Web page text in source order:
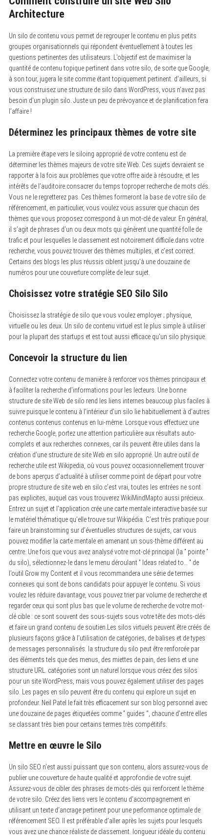
Architecture
Un silo de contenu vous permet de regrouper le contenu en plus petits
groupes organisationnels qui répondent éventuellement à toutes les
questions pertinentes des utilisateurs. L’objectif est de maximiser la
quantité de contenu topique pertinent dans votre silo, de sorte que Google,
à son tour, jugera le site comme étant topiquement pertinent. d’ailleurs, si
vous construisez une structure de silo dans WordPress, vous n’avez pas
besoin d’un plugin silo. Juste un peu de prévoyance et de planification fera
l’affaire !
Déterminez les principaux thèmes de votre site
La première étape vers le siloing approprié de votre contenu est de
déterminer les thèmes majeurs de votre site Web. Ces sujets devraient se
rapporter à la fois aux problèmes que votre offre aide à résoudre, et les
intérêts de l’auditoire.consacrer du temps toproper recherche de mots clés.
Vous ne le regretterez pas. Ces thèmes formeront la base de votre silo de
référencement, en particulier, vous voulez vous assurer que chacun des
thèmes que vous proposez correspond à un mot-clé de valeur. En général,
il s’agit de phrases d’un ou deux mots qui génèrent une quantité folle de
trafic et pour lesquelles le classement est notoirement difficile.dans votre
recherche, vous pouvez trouver des thèmes multiples, et c’est correct.
Certains des blogs les plus réussis ciblent jusqu’à une douzaine de
numéros pour une couverture complète de leur sujet.
Choisissez votre stratégie SEO Silo Silo
Choisissez la stratégie de silo que vous voulez employer ; physique,
virtuelle ou les deux. Un silo de contenu virtuel est le plus simple à utiliser
pour la plupart des startups et est tout aussi efficace qu’un silo physique.
Concevoir la structure du lien
Connectez votre contenu de manière à renforcer vos thèmes principaux et
à faciliter la recherche d’informations pour les lecteurs. Une bonne
structure de site Web de silo rend les liens internes beaucoup plus faciles à
suivre puisque le contenu à l’intérieur d’un silo lie habituellement à d’autres
contenus contenus contenus en lui-même. Lorsque vous effectuez une
recherche Google, portez une attention particulière aux résultats auto-
complets et aux recherches connexes, car ils peuvent être utiles dans la
création d’une structure de site Web en silo approprié. Un autre outil de
recherche utile est Wikipedia, où vous pouvez occasionnellement trouver
de bons aperçus d’actualité à utiliser comme point de départ pour votre
propre structure de site web en silo.c’est vrai, toutes les entrées ne sont
pas explicites, auquel cas vous trouverez WikiMindMapto aussi précieux.
Entrez un sujet et l’application crée une carte mentale interactive basée sur
le matériel thématique qu’elle trouve sur Wikipédia. C’est très pratique pour
faire un brainstorming sur d’éventuelles structures de sujets, car vous
pouvez modifier la carte mentale en amenant un sous-thème différent au
centre. Une fois que vous avez analysé votre mot-clé principal (la ” pointe ”
du silo), sélectionnez-le dans le menu déroulant ” Ideas related to… ” de
l’outil Grow my Content et il vous recommandera une série de termes
connexes qui sont de bons candidats pour appuyer le contenu. Si vous
voulez les réduire davantage, vous pouvez trier par volume de recherche et
regarder ceux qui sont plus bas que le volume de recherche de votre mot-
clé cible : ce sont souvent des sous-sujets sous votre tête des mots-clés
et faire un grand contenu de soutien.Les silos virtuels peuvent être créés de
plusieurs façons grâce à l’utilisation de catégories, de balises et de types
de messages personnalisés. la structure du silo peut être renforcée par
des éléments tels que des menus, des miettes de pain, des liens et une
structure URL. catégories sont un naturel lorsque vous créez des silos
pour un site WordPress, mais vous pouvez également utiliser des pages
silo. Les pages en silo peuvent être du contenu qui explore un sujet en
profondeur. Neil Patel le fait très efficacement sur son blog personnel avec
une douzaine de pages étiquetées comme ” guides “, chacune d’entre elles
se classant très bien pour certains termes très compétitifs.
Mettre en œuvre le Silo
Un silo SEO n’est aussi puissant que son contenu, alors assurez-vous de
publier une couverture de haute qualité et approfondie de votre sujet.
Assurez-vous de cibler des phrases de mots-clés qui renforcent le thème
de votre silo. Créez des liens vers le contenu d’accompagnement en
utilisant un texte d’ancrage pertinent pour une performance optimale de
référencement SEO. Il est préférable d’aller après les sujets pour lesquels
vous avez une chance réaliste de classement. longueur idéale du contenu
a
r
h
f
o
: